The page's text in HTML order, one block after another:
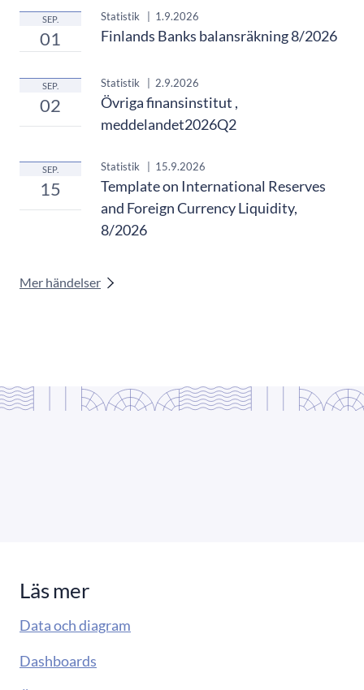
SEP.
01
Statistik 1.9.2026
Finlands Banks balansräkning 8/2026
SEP.
02
Statistik 2.9.2026
Övriga finansinstitut ,
meddelandet2026Q2
SEP.
15
Statistik 15.9.2026
Template on International Reserves
and Foreign Currency Liquidity,
8/2026
Mer händelser
Läs mer
Data och diagram
Dashboards